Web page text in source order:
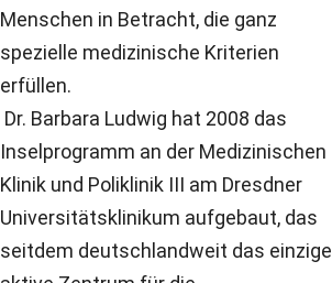
Menschen in Betracht, die ganz
spezielle medizinische Kriterien
erfüllen.
Dr. Barbara Ludwig hat 2008 das
Inselprogramm an der Medizinischen
Klinik und Poliklinik III am Dresdner
Universitätsklinikum aufgebaut, das
seitdem deutschlandweit das einzige